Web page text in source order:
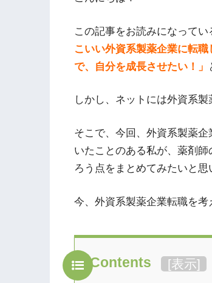
この記事をお読みになってい
こいい外資系製薬企業に転職
で、自分を成長させたい！」
しかし、ネットには外資系
そこで、今回、外資系製薬
いたことのある私が、薬剤
ろう点をまとめてみたいと思
今、外資系製薬企業転職を考
Contents [表示]